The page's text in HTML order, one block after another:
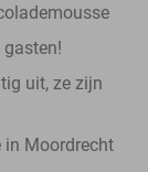
uit, ze zijn
in Moordrecht